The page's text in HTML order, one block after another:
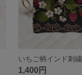
1,400円